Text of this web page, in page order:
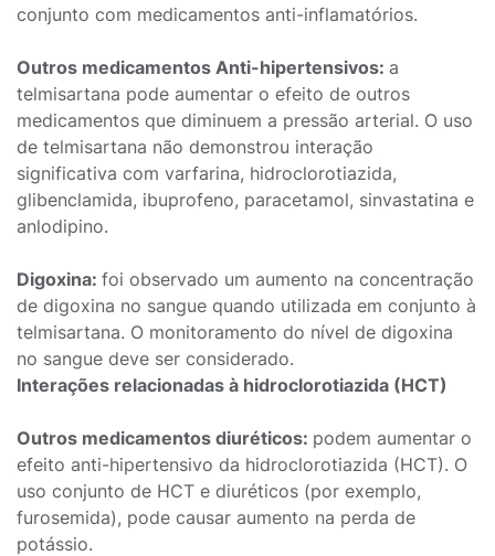
conjunto com medicamentos anti-inflamatórios.
Outros medicamentos Anti-hipertensivos: a
telmisartana pode aumentar o efeito de outros
medicamentos que diminuem a pressão arterial. O uso
de telmisartana não demonstrou interação
significativa com varfarina, hidroclorotiazida,
glibenclamida, ibuprofeno, paracetamol, sinvastatina e
anlodipino.
Digoxina: foi observado um aumento na concentração
de digoxina no sangue quando utilizada em conjunto à
telmisartana. O monitoramento do nível de digoxina
no sangue deve ser considerado.
Interações relacionadas à hidroclorotiazida (HCT)
Outros medicamentos diuréticos: podem aumentar o
efeito anti-hipertensivo da hidroclorotiazida (HCT). O
uso conjunto de HCT e diuréticos (por exemplo,
furosemida), pode causar aumento na perda de
potássio.